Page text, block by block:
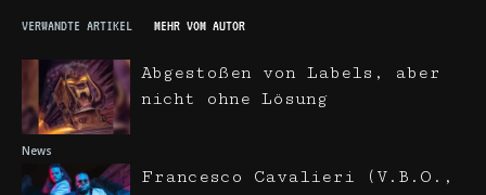
VERWANDTE ARTIKEL MEHR VOM AUTOR
News
Abgestoßen von Labels, aber
nicht ohne Lösung
Francesco Cavalieri (V.B.O.,